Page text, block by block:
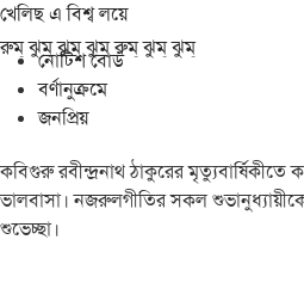
খেলিছ এ বিশ্ব লয়ে
রুম্ ঝুম্ ঝুম্ ঝুম্ রুম্ ঝুম্ ঝুম্
নোটিশ বোর্ড
বর্ণানুক্রমে
জনপ্রিয়
কবিগুরু রবীন্দ্রনাথ ঠাকুরের মৃত্যুবার্ষিকীতে
ভালবাসা। নজরুলগীতির সকল শুভানুধ্যায়ীকে
শুভেচ্ছা।